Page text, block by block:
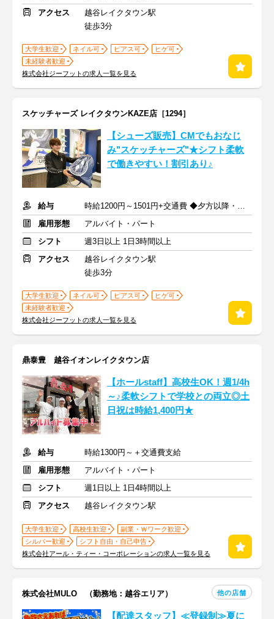
アクセス
越谷レイクタウン駅
徒歩3分
大学生歓迎 ネイル可 ピアス可
ヒゲ可
未経験者歓迎
株式会社ジーフットの求人一覧を見る
スケッチャーズ レイクタウンKAZE店［1294］
【シューズ販売】CMでもおなじ
み"スケッチャーズ"★シフト柔軟
で働きやすい！割引あり♪
給与
時給1200円～1501円+交通費 ◆夕方以降・日祝加給あり！
雇用形態
アルバイト・パート
シフト
週3日以上 1日3時間以上
アクセス
越谷レイクタウン駅
徒歩3分
大学生歓迎 ネイル可 ピアス可
ヒゲ可
未経験者歓迎
株式会社ジーフットの求人一覧を見る
鼎泰豊 越谷イオンレイクタウン店
【ホールstaff】高校生OK！週1/4h
～♪柔軟シフトで学校との両立◎土
日祝は時給1,400円★
給与
時給1300円～＋交通費支給
雇用形態
アルバイト・パート
シフト
週1日以上 1日4時間以上
アクセス
越谷レイクタウン駅
大学生歓迎 高校生歓迎
副業・Ｗワーク歓迎
シルバー歓迎
シフト自由・自己申告
株式会社アール・ティー・コーポレーションの求人一覧を見る
株式会社MULO （勤務地：越谷エリア） 他の店舗
【配達スタッフ】≪登録制≫夏に